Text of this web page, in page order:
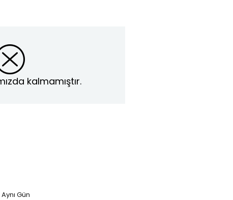
kalmamıştır.
Aynı Gün